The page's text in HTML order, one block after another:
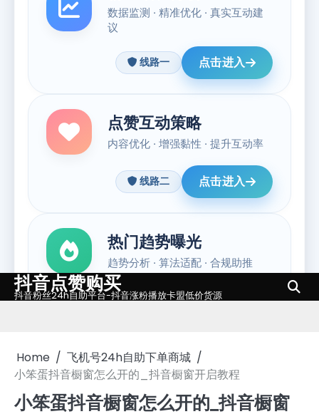
Skip
to
抖音点赞购买
抖音粉丝24h自助平台-抖音涨粉播放卡盟低价货源
Home
飞机号24h自助下单商城
小笨蛋抖音橱窗怎么开的_抖音橱窗开启教程
小笨蛋抖音橱窗怎么开的_抖音橱窗